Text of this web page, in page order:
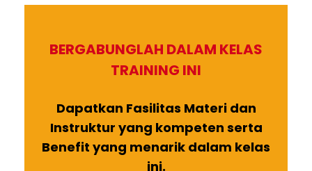
BERGABUNGLAH DALAM KELAS
TRAINING INI
Dapatkan Fasilitas Materi dan
Instruktur yang kompeten serta
Benefit yang menarik dalam kelas
ini.